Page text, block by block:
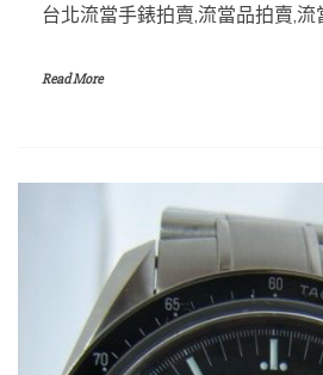
台北流當手錶拍賣,流當品拍賣,
Read More